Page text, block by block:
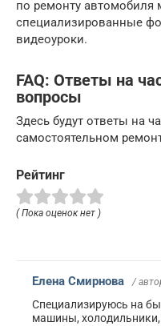
по ремонту автомобиля
специализированные
видеоуроки.
FAQ: Ответы на
вопросы
Здесь будут ответы на
самостоятельном
Рейтинг
( Пока оценок нет )
Елена Смирнова /
Специализируюсь на
машины,